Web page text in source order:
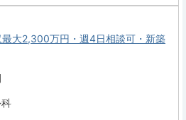
最大2,300万円・週4日相談可・新築